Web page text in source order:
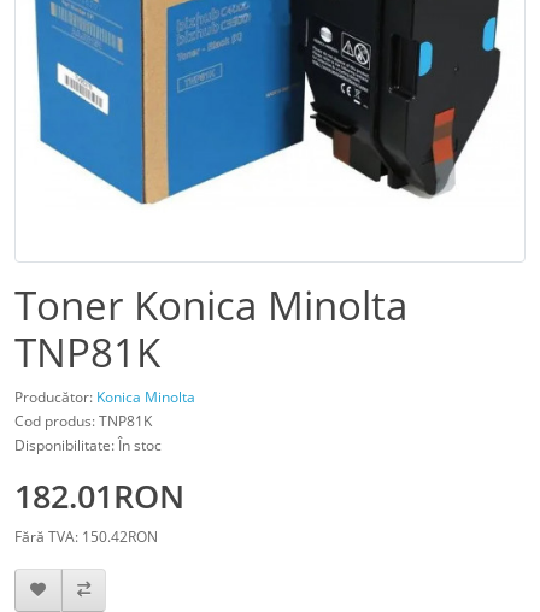
Toner Konica Minolta
TNP81K
Producător: Konica Minolta
Cod produs: TNP81K
Disponibilitate: În stoc
182.01RON
Fără TVA: 150.42RON